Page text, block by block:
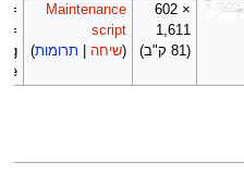
‪602 ×
1,611‬
(81 ק"ב)
Maintenance
script
(שיחה תרומות)
==
file